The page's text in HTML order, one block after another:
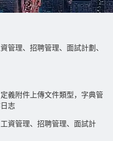
管理、招聘管理、面試計劃、
義附件上傳文件類型，字典管
志
資管理、招聘管理、面試計